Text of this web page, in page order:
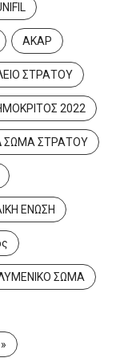
ΑΚΑΡ
ΣΤΡΑΤΟΥ
2022
ΣΩΜΑ ΣΤΡΑΤΟΥ
ΕΝΩΣΗ
ΣΩΜΑ